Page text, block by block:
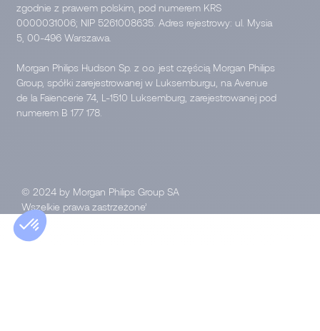
zgodnie z prawem polskim, pod numerem KRS
0000031006; NIP 5261008635. Adres rejestrowy: ul. Mysia
5, 00-496 Warszawa.
Morgan Philips Hudson Sp. z o.o. jest częścią Morgan Philips
Group, spółki zarejestrowanej w Luksemburgu, na Avenue
de la Faïencerie 74, L-1510 Luksemburg, zarejestrowanej pod
numerem B 177 178.
© 2024 by Morgan Philips Group SA
Wszelkie prawa zastrzeżone’